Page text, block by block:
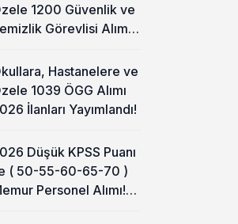
1200 Güvenlik ve
Görevlisi Alımı
Hastanelere ve
1039 ÖGG Alımı
İlanları Yayımlandı!
Düşük KPSS Puanı
( 50-55-60-65-70 )
Personel Alımı!